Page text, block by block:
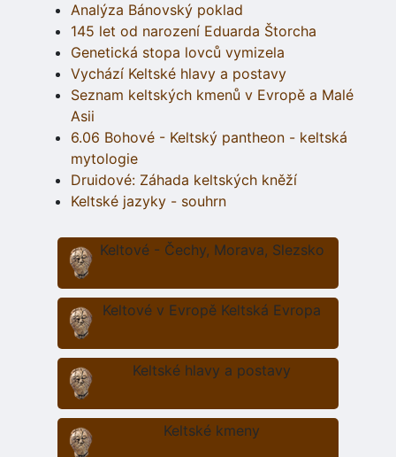
Analýza Bánovský poklad
145 let od narození Eduarda Štorcha
Genetická stopa lovců vymizela
Vychází Keltské hlavy a postavy
Seznam keltských kmenů v Evropě a Malé
Asii
6.06 Bohové - Keltský pantheon - keltská
mytologie
Druidové: Záhada keltských kněží
Keltské jazyky - souhrn
Keltové - Čechy, Morava, Slezsko
Keltové v Evropě Keltská Evropa
Keltské hlavy a postavy
Keltské kmeny